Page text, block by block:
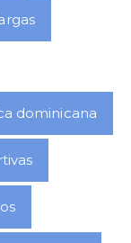
dominicana